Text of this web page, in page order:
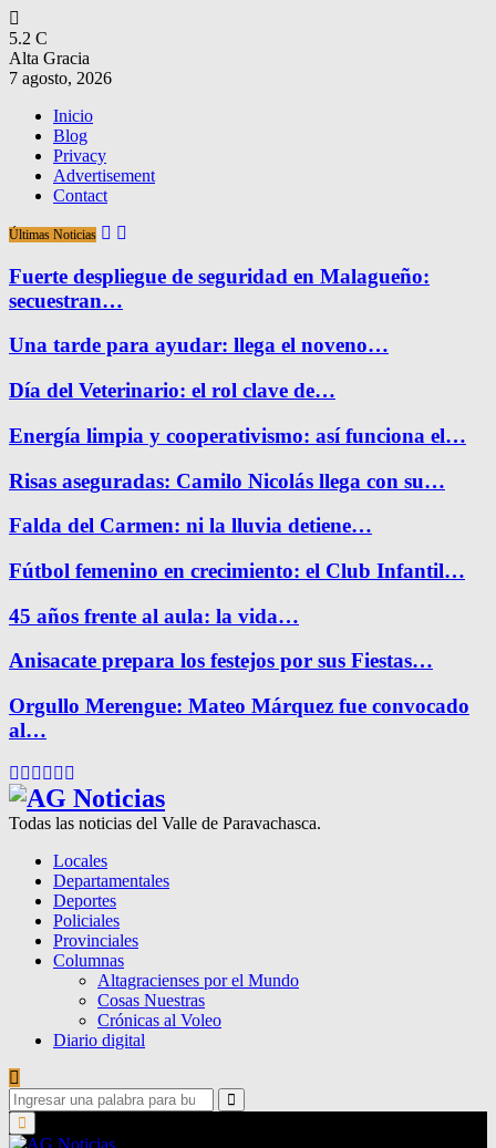
5.2 C
Alta Gracia
7 agosto, 2026
Inicio
Blog
Privacy
Advertisement
Contact
Últimas Noticias
Fuerte despliegue de seguridad en Malagueño:
secuestran…
Una tarde para ayudar: llega el noveno…
Día del Veterinario: el rol clave de…
Energía limpia y cooperativismo: así funciona el…
Risas aseguradas: Camilo Nicolás llega con su…
Falda del Carmen: ni la lluvia detiene…
Fútbol femenino en crecimiento: el Club Infantil…
45 años frente al aula: la vida…
Anisacate prepara los festejos por sus Fiestas…
Orgullo Merengue: Mateo Márquez fue convocado
al…
Facebook
Twitter
Instagram
Pinterest
Google
Todas las noticias del Valle de Paravachasca.
Locales
Departamentales
Deportes
Policiales
Provinciales
Columnas
Altagracienses por el Mundo
Cosas Nuestras
Crónicas al Voleo
Diario digital
Search
for:
Search
Primary
Menu